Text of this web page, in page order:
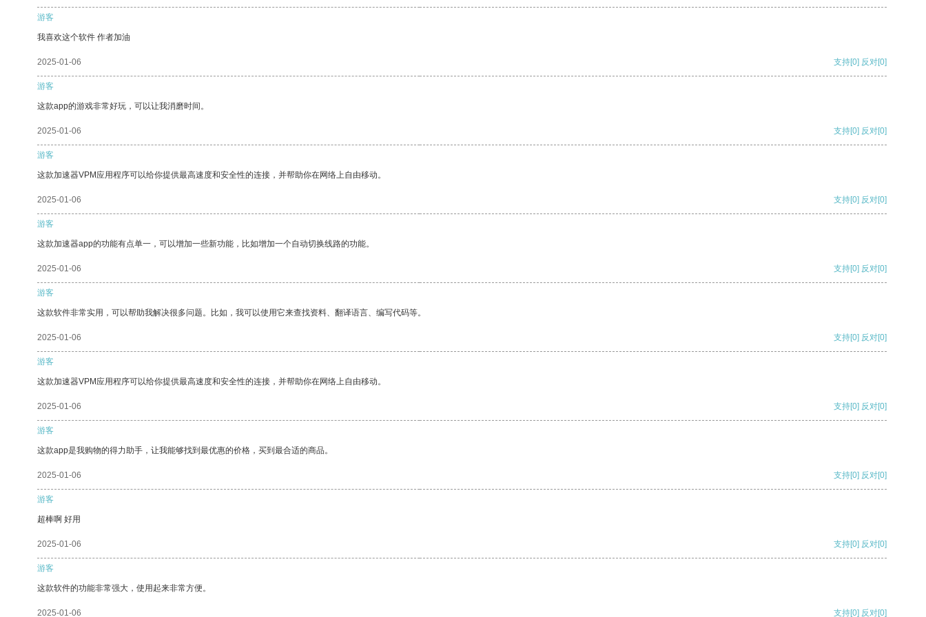
游客
我喜欢这个软件 作者加油
2025-01-06 支持[0] 反对[0]
游客
这款app的游戏非常好玩，可以让我消磨时间。
2025-01-06 支持[0] 反对[0]
游客
这款加速器VPM应用程序可以给你提供最高速度和安全性的连接，并帮助你在网络上自由移动。
2025-01-06 支持[0] 反对[0]
游客
这款加速器app的功能有点单一，可以增加一些新功能，比如增加一个自动切换线路的功能。
2025-01-06 支持[0] 反对[0]
游客
这款软件非常实用，可以帮助我解决很多问题。比如，我可以使用它来查找资料、翻译语言、编写代码等。
2025-01-06 支持[0] 反对[0]
游客
这款加速器VPM应用程序可以给你提供最高速度和安全性的连接，并帮助你在网络上自由移动。
2025-01-06 支持[0] 反对[0]
游客
这款app是我购物的得力助手，让我能够找到最优惠的价格，买到最合适的商品。
2025-01-06 支持[0] 反对[0]
游客
超棒啊 好用
2025-01-06 支持[0] 反对[0]
游客
这款软件的功能非常强大，使用起来非常方便。
2025-01-06 支持[0] 反对[0]